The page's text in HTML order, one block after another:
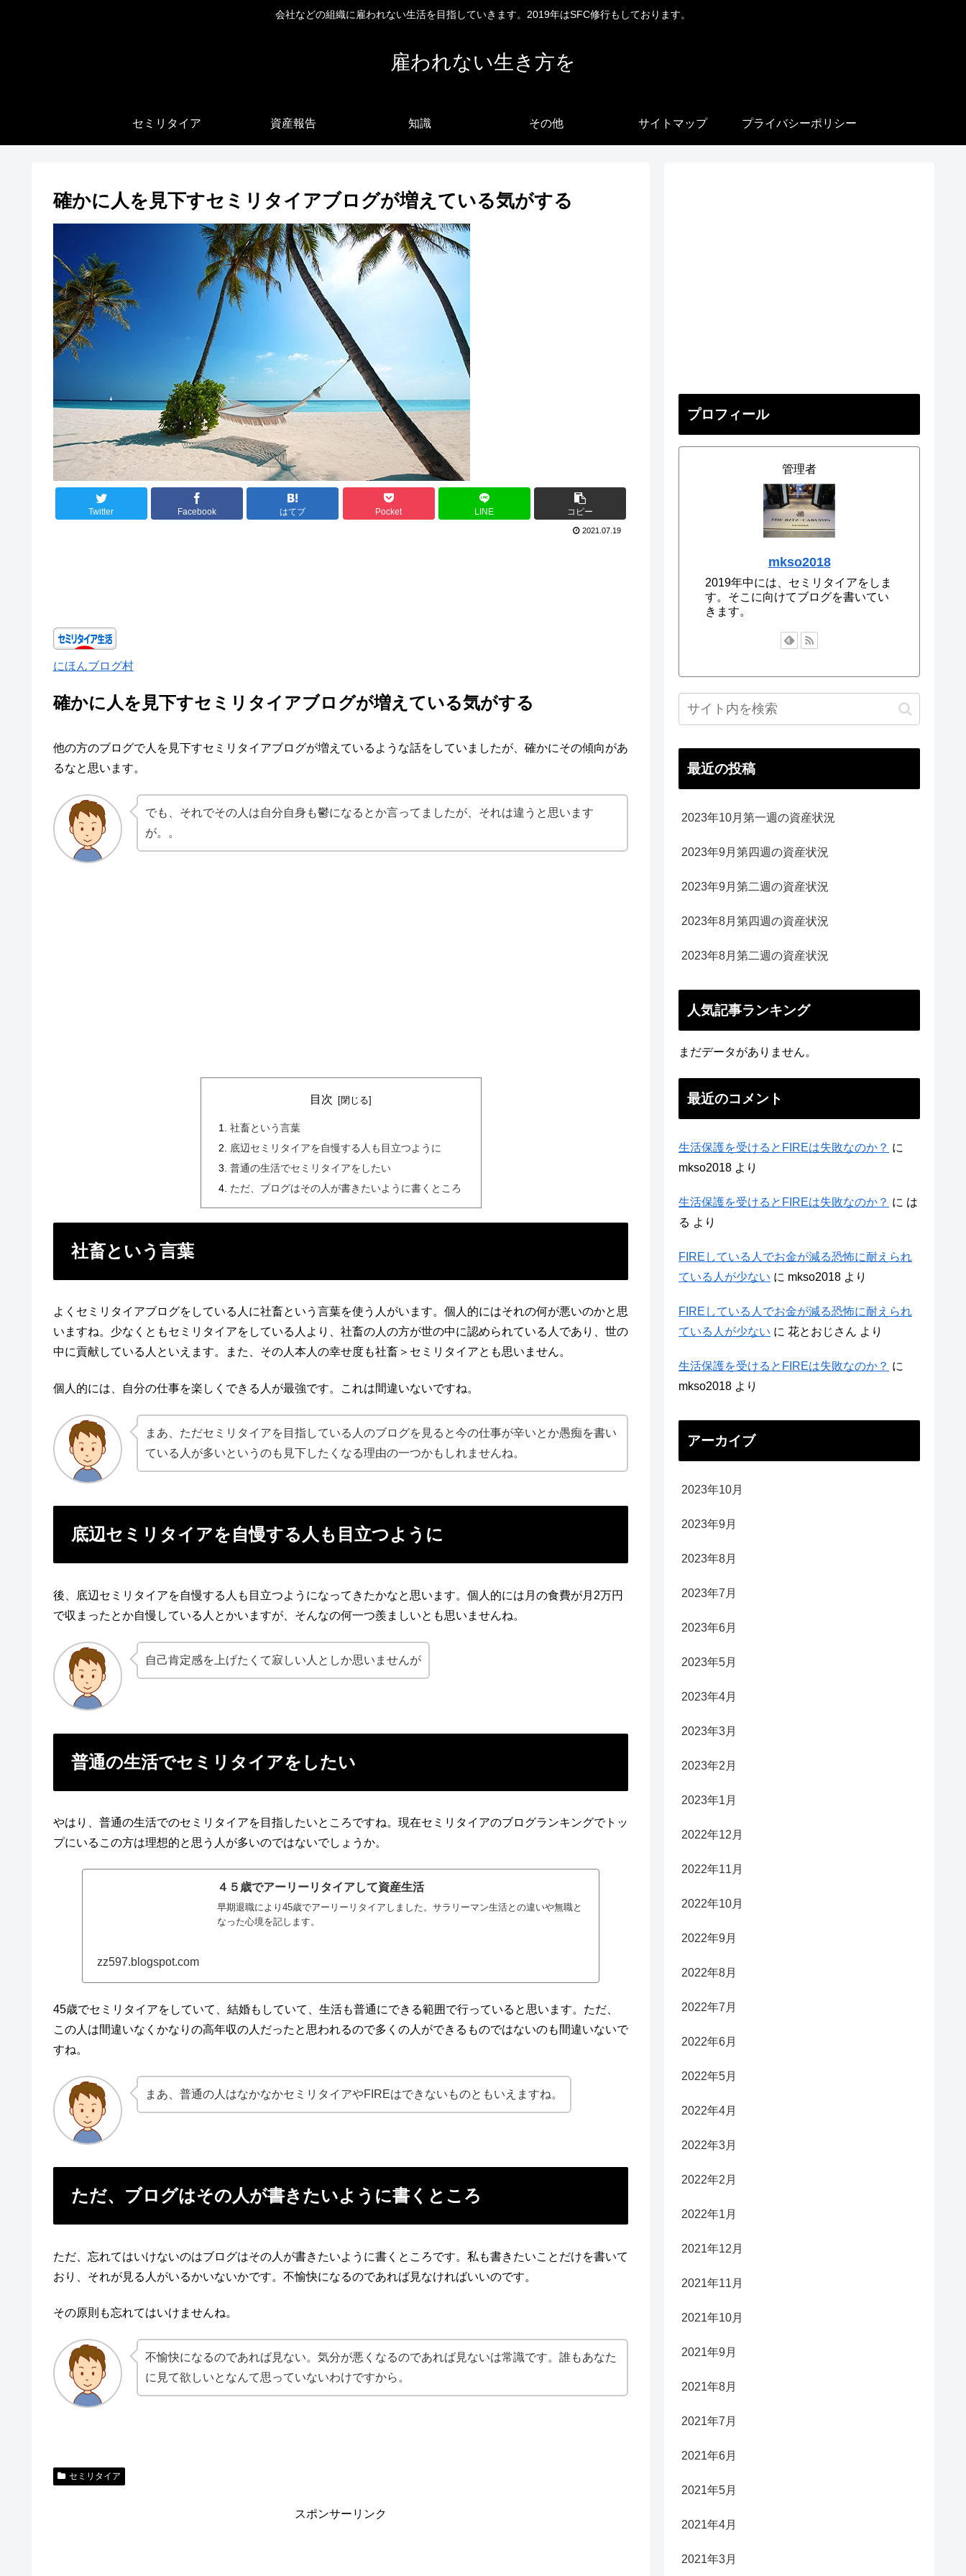
会社などの組織に雇われない生活を目指していきます。2019年はSFC修行もしております。
雇われない生き方を
セミリタイア 資産報告 知識 その他 サイトマップ プライバシーポリシー
確かに人を見下すセミリタイアブログが増えている気がする
Twitter Facebook はてブ Pocket LINE コピー
2021.07.19
にほんブログ村
確かに人を見下すセミリタイアブログが増えている気がする
他の方のブログで人を見下すセミリタイアブログが増えているような話をしていましたが、確かにその傾向があ
るなと思います。
でも、それでその人は自分自身も鬱になるとか言ってましたが、それは違うと思います
が。。
目次
社畜という言葉
底辺セミリタイアを自慢する人も目立つように
普通の生活でセミリタイアをしたい
ただ、ブログはその人が書きたいように書くところ
社畜という言葉
よくセミリタイアブログをしている人に社畜という言葉を使う人がいます。個人的にはそれの何が悪いのかと思
いますね。少なくともセミリタイアをしている人より、社畜の人の方が世の中に認められている人であり、世の
中に貢献している人といえます。また、その人本人の幸せ度も社畜＞セミリタイアとも思いません。
個人的には、自分の仕事を楽しくできる人が最強です。これは間違いないですね。
まあ、ただセミリタイアを目指している人のブログを見ると今の仕事が辛いとか愚痴を書い
ている人が多いというのも見下したくなる理由の一つかもしれませんね。
底辺セミリタイアを自慢する人も目立つように
後、底辺セミリタイアを自慢する人も目立つようになってきたかなと思います。個人的には月の食費が月2万円
で収まったとか自慢している人とかいますが、そんなの何一つ羨ましいとも思いませんね。
自己肯定感を上げたくて寂しい人としか思いませんが
普通の生活でセミリタイアをしたい
やはり、普通の生活でのセミリタイアを目指したいところですね。現在セミリタイアのブログランキングでトッ
プにいるこの方は理想的と思う人が多いのではないでしょうか。
４５歳でアーリーリタイアして資産生活
早期退職により45歳でアーリーリタイアしました。サラリーマン生活との違いや無職と
なった心境を記します。
zz597.blogspot.com
45歳でセミリタイアをしていて、結婚もしていて、生活も普通にできる範囲で行っていると思います。ただ、
この人は間違いなくかなりの高年収の人だったと思われるので多くの人ができるものではないのも間違いないで
すね。
まあ、普通の人はなかなかセミリタイアやFIREはできないものともいえますね。
ただ、ブログはその人が書きたいように書くところ
ただ、忘れてはいけないのはブログはその人が書きたいように書くところです。私も書きたいことだけを書いて
おり、それが見る人がいるかいないかです。不愉快になるのであれば見なければいいのです。
その原則も忘れてはいけませんね。
不愉快になるのであれば見ない。気分が悪くなるのであれば見ないは常識です。誰もあなた
に見て欲しいとなんて思っていないわけですから。
セミリタイア
スポンサーリンク
プロフィール
管理者
mkso2018
2019年中には、セミリタイアをしま
す。そこに向けてブログを書いてい
きます。
最近の投稿
2023年10月第一週の資産状況
2023年9月第四週の資産状況
2023年9月第二週の資産状況
2023年8月第四週の資産状況
2023年8月第二週の資産状況
人気記事ランキング
まだデータがありません。
最近のコメント
生活保護を受けるとFIREは失敗なのか？ に
mkso2018 より
生活保護を受けるとFIREは失敗なのか？ に は
る より
FIREしている人でお金が減る恐怖に耐えられ
ている人が少ない に mkso2018 より
FIREしている人でお金が減る恐怖に耐えられ
ている人が少ない に 花とおじさん より
生活保護を受けるとFIREは失敗なのか？ に
mkso2018 より
アーカイブ
2023年10月
2023年9月
2023年8月
2023年7月
2023年6月
2023年5月
2023年4月
2023年3月
2023年2月
2023年1月
2022年12月
2022年11月
2022年10月
2022年9月
2022年8月
2022年7月
2022年6月
2022年5月
2022年4月
2022年3月
2022年2月
2022年1月
2021年12月
2021年11月
2021年10月
2021年9月
2021年8月
2021年7月
2021年6月
2021年5月
2021年4月
2021年3月